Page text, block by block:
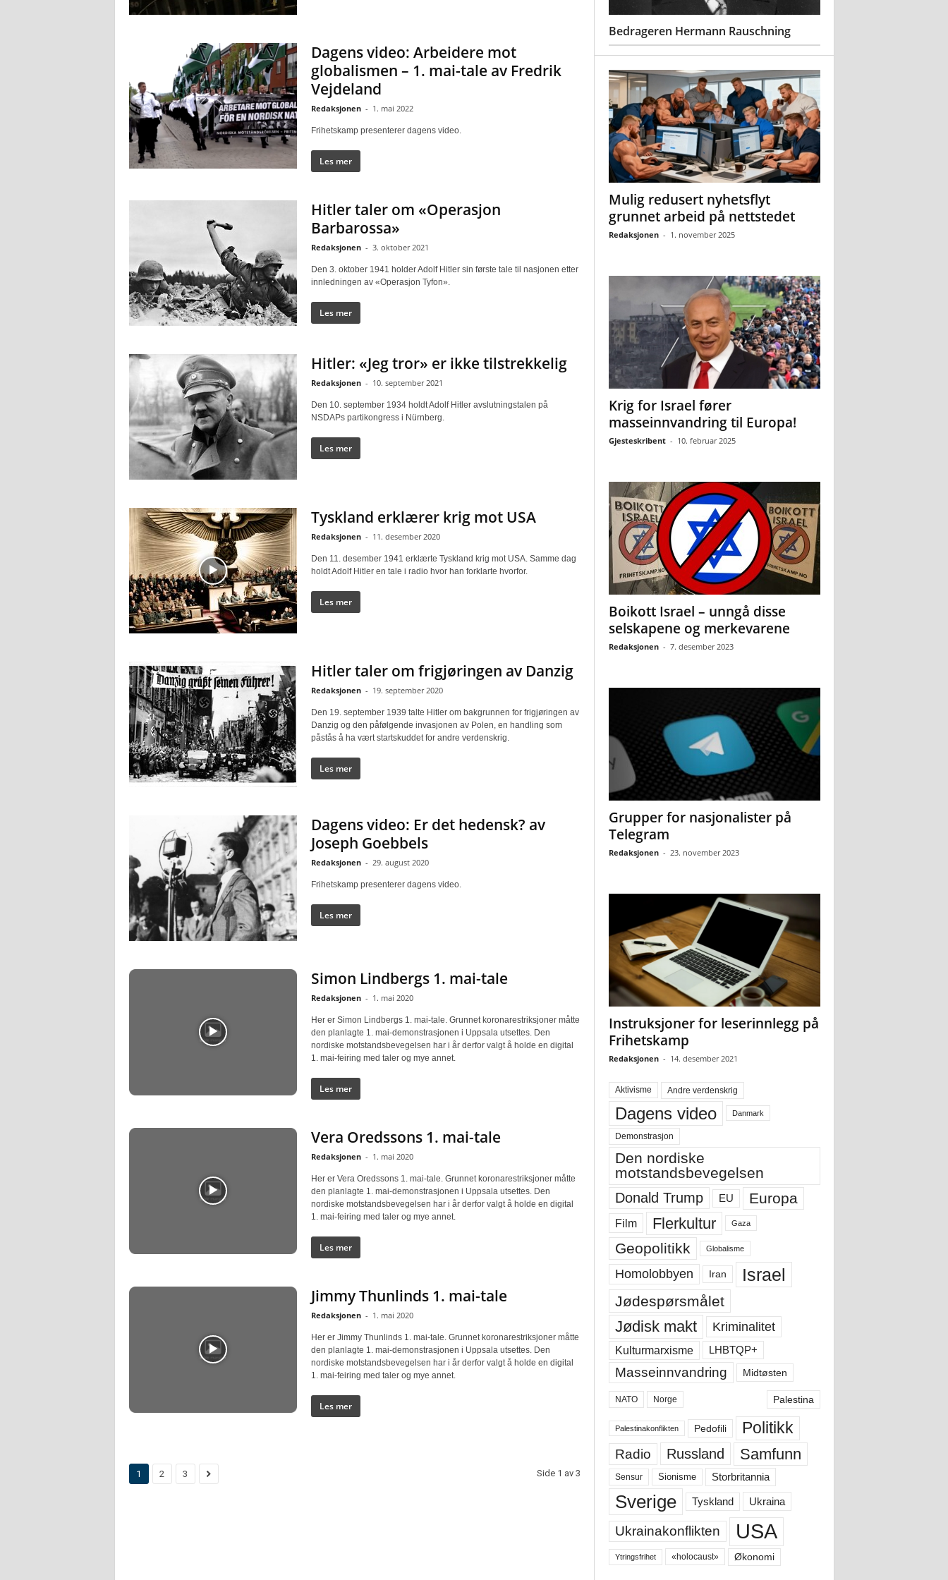
Dagens video: Arbeidere mot
globalismen – 1. mai-tale av Fredrik
Vejdeland
Redaksjonen - 1. mai 2022
Frihetskamp presenterer dagens video.
Les mer
Hitler taler om «Operasjon
Barbarossa»
Redaksjonen - 3. oktober 2021
Den 3. oktober 1941 holder Adolf Hitler sin første tale til nasjonen etter
innledningen av «Operasjon Tyfon».
Les mer
Hitler: «Jeg tror» er ikke tilstrekkelig
Redaksjonen - 10. september 2021
Den 10. september 1934 holdt Adolf Hitler avslutningstalen på
NSDAPs partikongress i Nürnberg.
Les mer
Tyskland erklærer krig mot USA
Redaksjonen - 11. desember 2020
Den 11. desember 1941 erklærte Tyskland krig mot USA. Samme dag
holdt Adolf Hitler en tale i radio hvor han forklarte hvorfor.
Les mer
Hitler taler om frigjøringen av Danzig
Redaksjonen - 19. september 2020
Den 19. september 1939 talte Hitler om bakgrunnen for frigjøringen av
Danzig og den påfølgende invasjonen av Polen, en handling som
påstås å ha vært startskuddet for andre verdenskrig.
Les mer
Dagens video: Er det hedensk? av
Joseph Goebbels
Redaksjonen - 29. august 2020
Frihetskamp presenterer dagens video.
Les mer
Simon Lindbergs 1. mai-tale
Redaksjonen - 1. mai 2020
Her er Simon Lindbergs 1. mai-tale. Grunnet koronarestriksjoner måtte
den planlagte 1. mai-demonstrasjonen i Uppsala utsettes. Den
nordiske motstandsbevegelsen har i år derfor valgt å holde en digital
1. mai-feiring med taler og mye annet.
Les mer
Vera Oredssons 1. mai-tale
Redaksjonen - 1. mai 2020
Her er Vera Oredssons 1. mai-tale. Grunnet koronarestriksjoner måtte
den planlagte 1. mai-demonstrasjonen i Uppsala utsettes. Den
nordiske motstandsbevegelsen har i år derfor valgt å holde en digital
1. mai-feiring med taler og mye annet.
Les mer
Jimmy Thunlinds 1. mai-tale
Redaksjonen - 1. mai 2020
Her er Jimmy Thunlinds 1. mai-tale. Grunnet koronarestriksjoner måtte
den planlagte 1. mai-demonstrasjonen i Uppsala utsettes. Den
nordiske motstandsbevegelsen har i år derfor valgt å holde en digital
1. mai-feiring med taler og mye annet.
Les mer
1 2 3 Side 1 av 3
Bedrageren Hermann Rauschning
Mulig redusert nyhetsflyt
grunnet arbeid på nettstedet
Redaksjonen - 1. november 2025
Krig for Israel fører
masseinnvandring til Europa!
Gjesteskribent - 10. februar 2025
Boikott Israel – unngå disse
selskapene og merkevarene
Redaksjonen - 7. desember 2023
Grupper for nasjonalister på
Telegram
Redaksjonen - 23. november 2023
Instruksjoner for leserinnlegg på
Frihetskamp
Redaksjonen - 14. desember 2021
Aktivisme Andre verdenskrig
Dagens video Danmark
Demonstrasjon
Den nordiske
motstandsbevegelsen
Donald Trump EU Europa
Film Flerkultur Gaza
Geopolitikk Globalisme
Homolobbyen Iran Israel
Jødespørsmålet
Jødisk makt Kriminalitet
Kulturmarxisme LHBTQP+
Masseinnvandring Midtøsten
NATO Norge Palestina
Palestinakonflikten Pedofili Politikk
Radio Russland Samfunn
Sensur Sionisme Storbritannia
Sverige Tyskland Ukraina
Ukrainakonflikten USA
Ytringsfrihet «holocaust» Økonomi